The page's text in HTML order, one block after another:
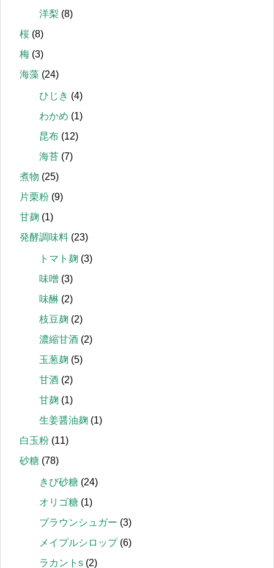
洋梨 (8)
桜 (8)
梅 (3)
海藻 (24)
ひじき (4)
わかめ (1)
昆布 (12)
海苔 (7)
煮物 (25)
片栗粉 (9)
甘麹 (1)
発酵調味料 (23)
トマト麹 (3)
味噌 (3)
味醂 (2)
枝豆麹 (2)
濃縮甘酒 (2)
玉葱麹 (5)
甘酒 (2)
甘麹 (1)
生姜醤油麹 (1)
白玉粉 (11)
砂糖 (78)
きび砂糖 (24)
オリゴ糖 (1)
ブラウンシュガー (3)
メイプルシロップ(6)
ラカントs (2)